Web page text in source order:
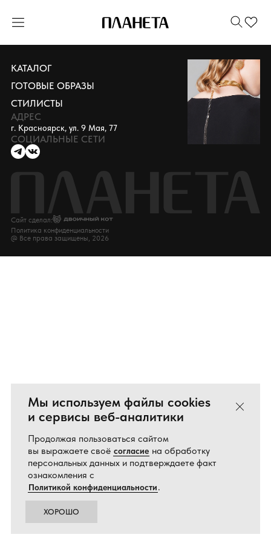
КАТАЛОГ
ГОТОВЫЕ ОБРАЗЫ
СТИЛИСТЫ
АДРЕС
г. Красноярск, ул. 9 Мая, 77
СОЦИАЛЬНЫЕ СЕТИ
@ Все права защищены, 2026
Политика конфиденциальности
Сайт сделал:
Мы используем файлы cookies
и сервисы веб-аналитики
Продолжая пользоваться сайтом
вы выражаете своё согласие на обработку
персональных данных и подтверждаете факт
ознакомления с
Политикой конфиденциальности.
ХОРОШО